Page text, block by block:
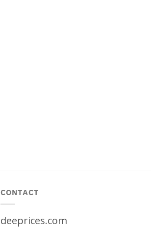
CONTACT
deeprices.com